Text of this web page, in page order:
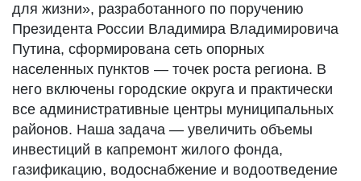
для жизни», разработанного по поручению
Президента России Владимира Владимировича
Путина, сформирована сеть опорных
населенных пунктов — точек роста региона. В
него включены городские округа и практически
все административные центры муниципальных
районов. Наша задача — увеличить объемы
инвестиций в капремонт жилого фонда,
газификацию, водоснабжение и водоотведение